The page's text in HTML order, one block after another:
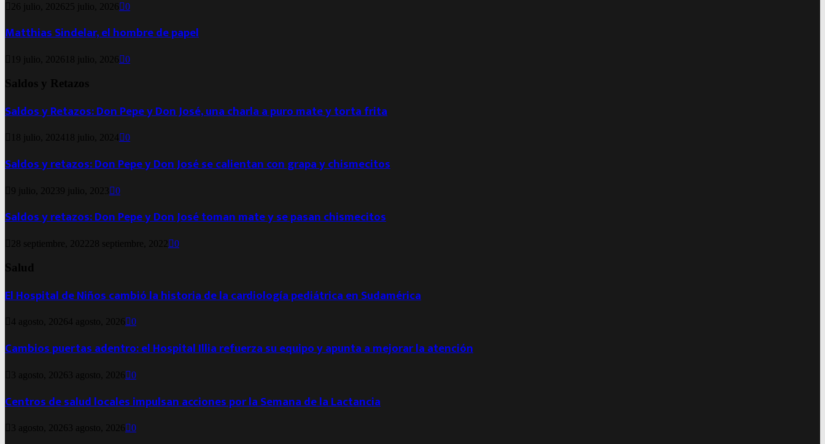
26 julio, 2026 25 julio, 2026 0
Matthias Sindelar, el hombre de papel
19 julio, 2026 18 julio, 2026 0
Saldos y Retazos
Saldos y Retazos: Don Pepe y Don José, una charla a puro mate y torta frita
18 julio, 2024 18 julio, 2024 0
Saldos y retazos: Don Pepe y Don José se calientan con grapa y chismecitos
9 julio, 20239 julio, 2023 0
Saldos y retazos: Don Pepe y Don José toman mate y se pasan chismecitos
28 septiembre, 2022 28 septiembre, 2022 0
Salud
El Hospital de Niños cambió la historia de la cardiología pediátrica en Sudamérica
4 agosto, 20264 agosto, 2026 0
Cambios puertas adentro: el Hospital Illia refuerza su equipo y apunta a mejorar la atención
3 agosto, 2026 3 agosto, 2026 0
Centros de salud locales impulsan acciones por la Semana de la Lactancia
3 agosto, 2026 3 agosto, 2026 0